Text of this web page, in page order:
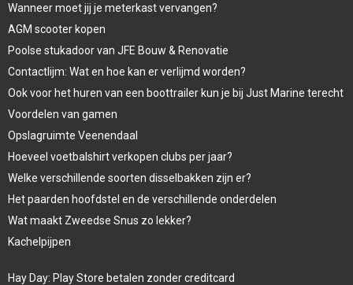
Wanneer moet jij je meterkast vervangen?
AGM scooter kopen
Poolse stukadoor van JFE Bouw & Renovatie
Contactlijm: Wat en hoe kan er verlijmd worden?
Ook voor het huren van een boottrailer kun je bij Just Marine terecht
Voordelen van gamen
Opslagruimte Veenendaal
Hoeveel voetbalshirt verkopen clubs per jaar?
Welke verschillende soorten disselbakken zijn er?
Het paarden hoofdstel en de verschillende onderdelen
Wat maakt Zweedse Snus zo lekker?
Kachelpijpen
Hay Day: Play Store betalen zonder creditcard